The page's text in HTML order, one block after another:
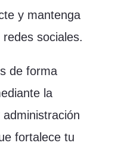
y mantenga
sociales.
de forma
la
fortalece tu